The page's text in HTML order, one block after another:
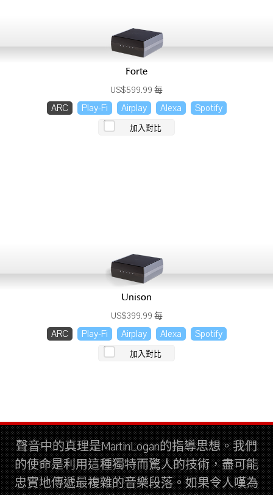
Forte
US$599.99 每
ARC Play-Fi Airplay Alexa Spotify
加入對比
Unison
US$399.99 每
ARC Play-Fi Airplay Alexa Spotify
加入對比
聲音中的真理是MartinLogan的指導思想。我們
的使命是利用這種獨特而驚人的技術，盡可能
忠實地傳遞最複雜的音樂段落。如果令人嘆為